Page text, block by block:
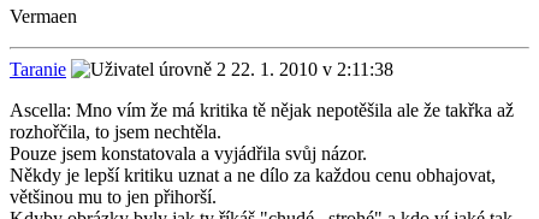
Vermaen
Taranie
22. 1. 2010 v 2:11:38
Ascella: Mno vím že má kritika tě nějak nepotěšila ale že takřka až
rozhořčila, to jsem nechtěla.
Pouze jsem konstatovala a vyjádřila svůj názor.
Někdy je lepší kritiku uznat a ne dílo za každou cenu obhajovat,
většinou mu to jen přihorší.